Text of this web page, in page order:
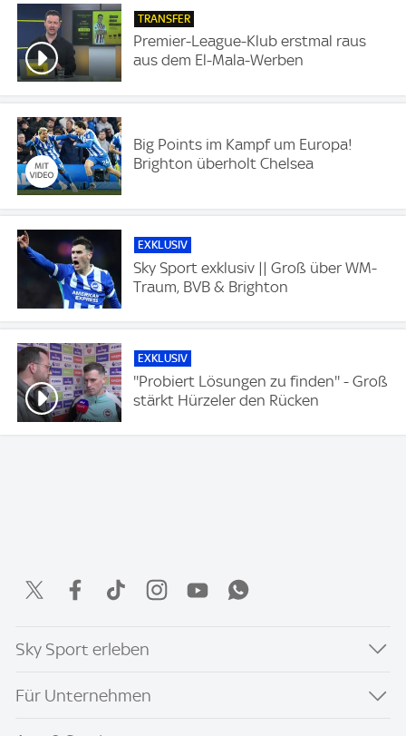
TRANSFER
Premier-League-Klub erstmal raus
aus dem El-Mala-Werben
Big Points im Kampf um Europa!
Brighton überholt Chelsea
EXKLUSIV
Sky Sport exklusiv || Groß über WM-
Traum, BVB & Brighton
EXKLUSIV
''Probiert Lösungen zu finden'' - Groß
stärkt Hürzeler den Rücken
Sky Sport erleben
Für Unternehmen